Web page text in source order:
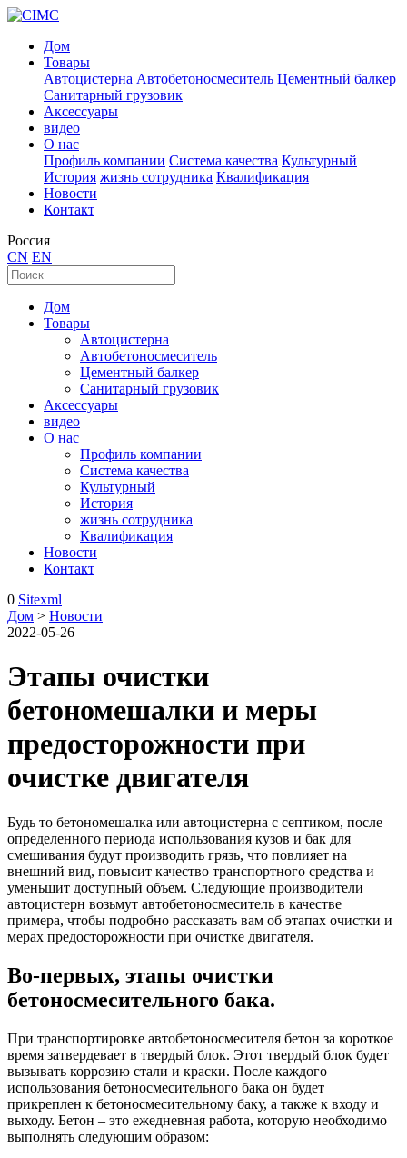
Дом
Товары
Автоцистерна Автобетоносмеситель Цементный балкер
Санитарный грузовик
Аксессуары
видео
О нас
Профиль компании Система качества Культурный
История жизнь сотрудника Квалификация
Новости
Контакт
Россия
CN EN
Дом
Товары
Автоцистерна
Автобетоносмеситель
Цементный балкер
Санитарный грузовик
Аксессуары
видео
О нас
Профиль компании
Система качества
Культурный
История
жизнь сотрудника
Квалификация
Новости
Контакт
0 Sitexml
Дом > Новости
2022-05-26
Этапы очистки
бетономешалки и меры
предосторожности при
очистке двигателя
Будь то бетономешалка или автоцистерна с септиком, после
определенного периода использования кузов и бак для
смешивания будут производить грязь, что повлияет на
внешний вид, повысит качество транспортного средства и
уменьшит доступный объем. Следующие производители
автоцистерн возьмут автобетоносмеситель в качестве
примера, чтобы подробно рассказать вам об этапах очистки и
мерах предосторожности при очистке двигателя.
Во-первых, этапы очистки
бетоносмесительного бака.
При транспортировке автобетоносмесителя бетон за короткое
время затвердевает в твердый блок. Этот твердый блок будет
вызывать коррозию стали и краски. После каждого
использования бетоносмесительного бака он будет
прикреплен к бетоносмесительному баку, а также к входу и
выходу. Бетон – это ежедневная работа, которую необходимо
выполнять следующим образом: